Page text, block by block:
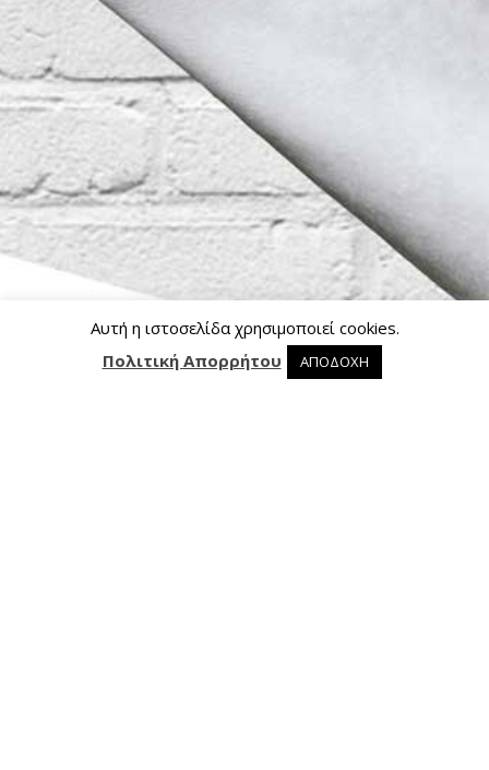
0 0 προϊόντα στο καλάθι
Αυτή η ιστοσελίδα χρησιμοποιεί cookies.
Πολιτική Απορρήτου
ΑΠΟΔΟΧΗ